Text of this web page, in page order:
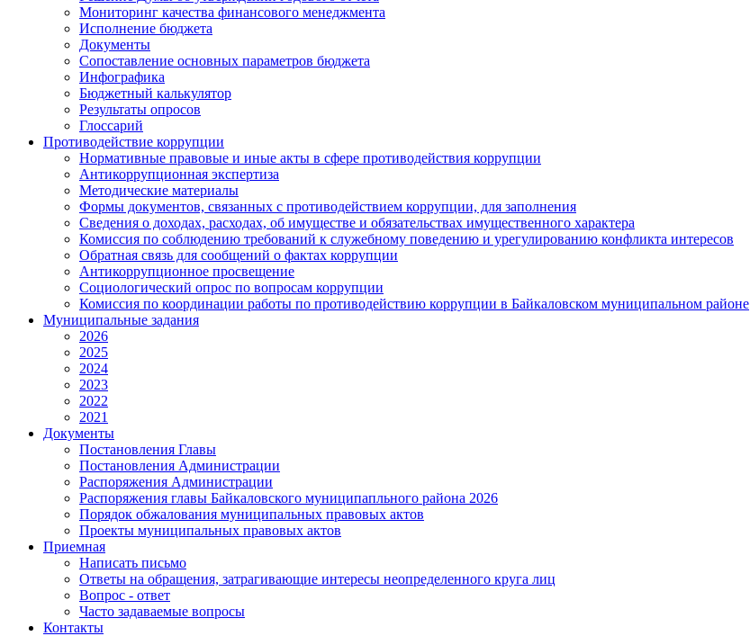
Мониторинг качества финансового менеджмента
Исполнение бюджета
Документы
Сопоставление основных параметров бюджета
Инфографика
Бюджетный калькулятор
Результаты опросов
Глоссарий
Противодействие коррупции
Нормативные правовые и иные акты в сфере противодействия коррупции
Антикоррупционная экспертиза
Методические материалы
Формы документов, связанных с противодействием коррупции, для заполнения
Сведения о доходах, расходах, об имуществе и обязательствах имущественного характера
Комиссия по соблюдению требований к служебному поведению и урегулированию конфликта интересов
Обратная связь для сообщений о фактах коррупции
Антикоррупционное просвещение
Социологический опрос по вопросам коррупции
Комиссия по координации работы по противодействию коррупции в Байкаловском муниципальном районе
Муниципальные задания
2026
2025
2024
2023
2022
2021
Документы
Постановления Главы
Постановления Администрации
Распоряжения Администрации
Распоряжения главы Байкаловского муниципапльного района 2026
Порядок обжалования муниципальных правовых актов
Проекты муниципальных правовых актов
Приемная
Написать письмо
Ответы на обращения, затрагивающие интересы неопределенного круга лиц
Вопрос - ответ
Часто задаваемые вопросы
Контакты